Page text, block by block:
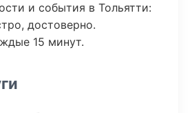
и события в Тольятти:
достоверно.
15 минут.